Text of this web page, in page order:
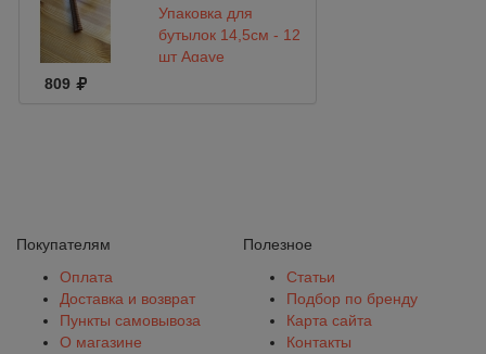
Упаковка для
бутылок 14,5см - 12
шт Agave
809
Покупателям
Оплата
Доставка и возврат
Пункты самовывоза
О магазине
Полезное
Статьи
Подбор по бренду
Карта сайта
Контакты